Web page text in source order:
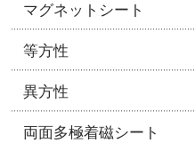
マグネットシート
等方性
異方性
両面多極着磁シート